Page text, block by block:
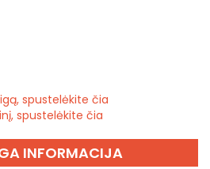
spustelėkite čia
spustelėkite čia
INFORMACIJA